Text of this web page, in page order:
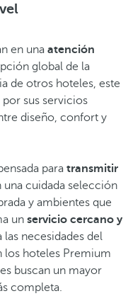
en una atención
global de la
de otros hoteles, este
sus servicios
diseño, confort y
para transmitir
una cuidada selección
y ambientes que
un servicio cercano y
las necesidades del
los hoteles Premium
buscan un mayor
completa.